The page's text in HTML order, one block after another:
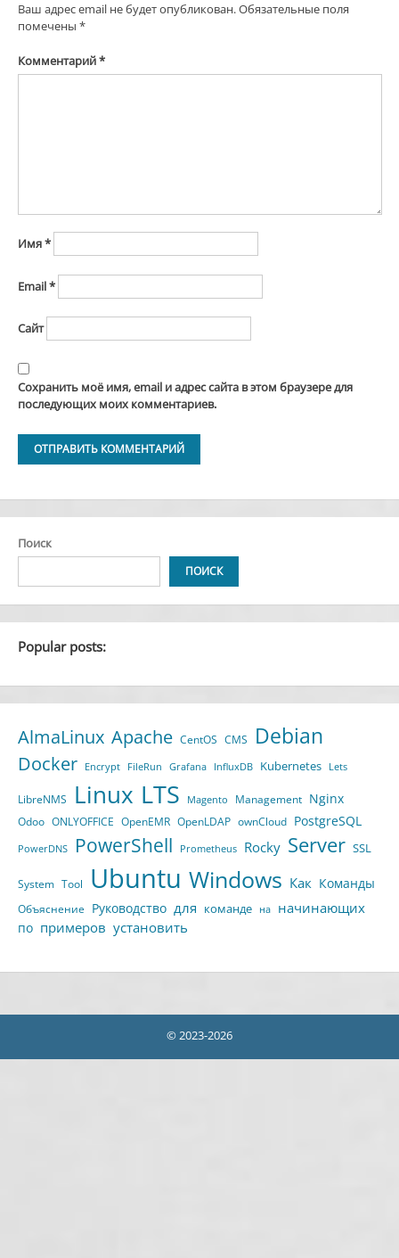
Ваш адрес email не будет опубликован.Обязательные поля
помечены *
Комментарий*
Имя*
Email*
Сайт
Сохранить моё имя, email и адрес сайта в этом браузере для
последующих моих комментариев.
Поиск
ПОИСК
Popular posts:
AlmaLinux Apache CentOS CMS Debian
Docker Encrypt FileRun Grafana InfluxDB Kubernetes Lets
LibreNMS Linux LTS Magento Management Nginx
Odoo ONLYOFFICE OpenEMR OpenLDAP ownCloud PostgreSQL
PowerDNS PowerShell Prometheus Rocky Server SSL
System Tool Ubuntu Windows Как Команды
Объяснение Руководство для команде на начинающих
по примеров установить
© 2023-2026